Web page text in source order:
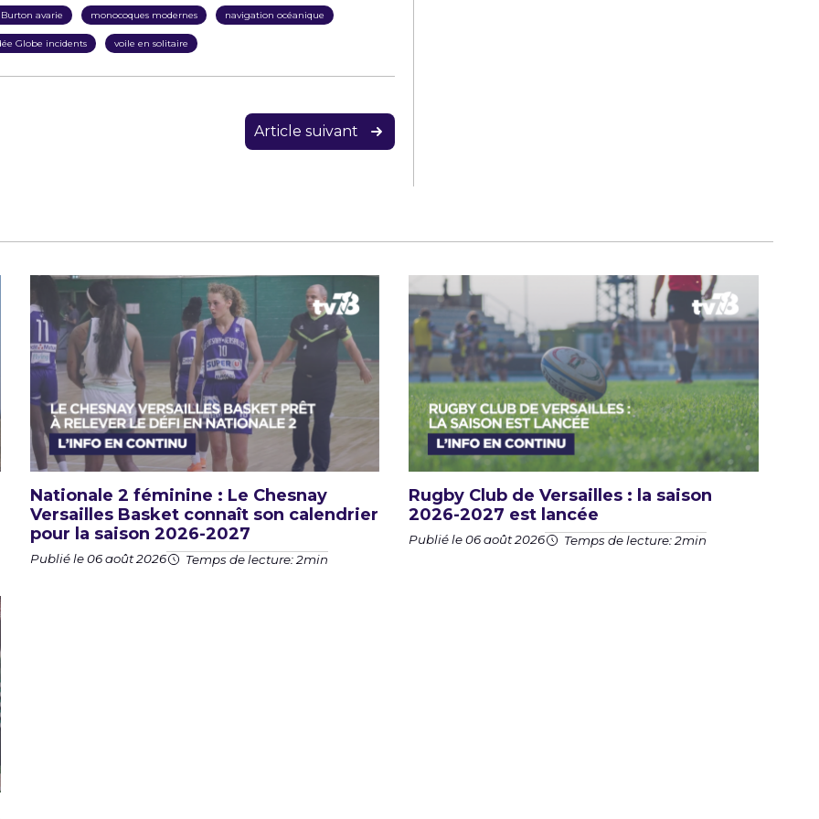
Burton avarie monocoques modernes navigation océanique
Globe incidents voile en solitaire
Article suivant
Nationale 2 féminine : Le Chesnay
Versailles Basket connaît son calendrier
pour la saison 2026-2027
Publié le 06 août 2026 Temps de lecture: 2min
Rugby Club de Versailles : la saison
2026-2027 est lancée
Publié le 06 août 2026 Temps de lecture: 2min